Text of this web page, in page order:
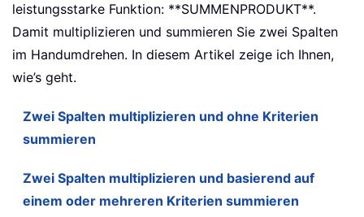
leistungsstarke Funktion: **SUMMENPRODUKT**.
Damit multiplizieren und summieren Sie zwei Spalten
im Handumdrehen. In diesem Artikel zeige ich Ihnen,
wie’s geht.
Zwei Spalten multiplizieren und ohne Kriterien
summieren
Zwei Spalten multiplizieren und basierend auf
einem oder mehreren Kriterien summieren